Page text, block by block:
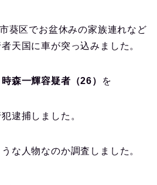
葵区でお盆休みの家族連れなど
天国に車が突っ込みました。
時森一輝容疑者（26） を
逮捕しました。
な人物なのか調査しました。